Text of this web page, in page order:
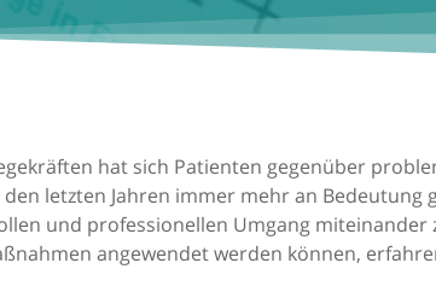
hat sich Patienten gegenüber
letzten Jahren immer mehr an Bedeutung
und professionellen Umgang miteinander
angewendet werden können,